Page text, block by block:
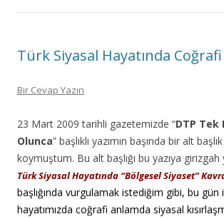
Türk Siyasal Hayatında Coğrafi
Bir Cevap Yazın
23 Mart 2009 tarihli gazetemizde “DTP Tek
Olunca” başlıklı yazımın başında bir alt
koymuştum. Bu alt başlığı bu yazıya
Türk Siyasal Hayatında “Bölgesel Siyaset”
başlığında vurgulamak istediğim gibi, bu gün
hayatımızda coğrafi anlamda siyasal